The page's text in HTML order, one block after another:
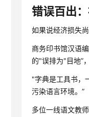
错误百出
如果说经济损失
商务印书馆汉语
的"误排为"目地”
"字典是工具书，
污染语言环境。”
多位一线语文教